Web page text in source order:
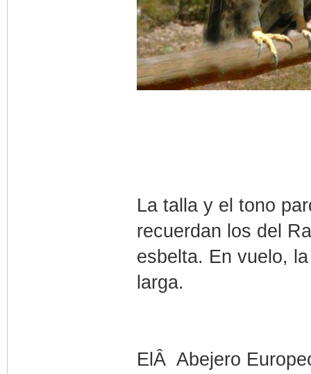
La talla y el tono
recuerdan los del
esbelta. En vuelo,
larga.
ElÂ Abejero